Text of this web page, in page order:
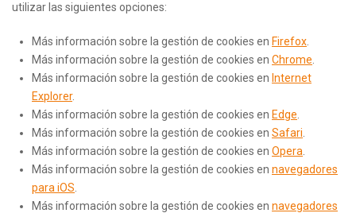
utilizar las siguientes opciones:
Más información sobre la gestión de cookies en Firefox
Más información sobre la gestión de cookies en Chrome
Más información sobre la gestión de cookies en Internet
Explorer.
Más información sobre la gestión de cookies en Edge
Más información sobre la gestión de cookies en Safari
Más información sobre la gestión de cookies en Opera
Más información sobre la gestión de cookies en navegadores
para iOS
Más información sobre la gestión de cookies en navegadores